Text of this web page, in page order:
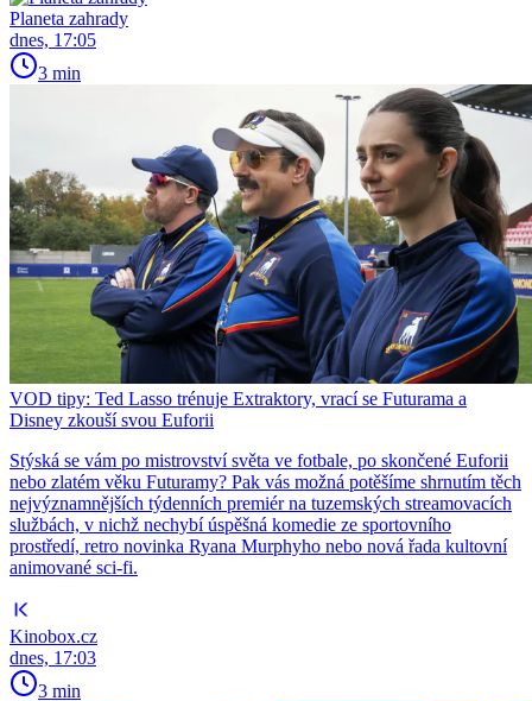
Planeta zahrady
dnes, 17:05
3 min
VOD tipy: Ted Lasso trénuje Extraktory, vrací se Futurama a
Disney zkouší svou Euforii
Stýská se vám po mistrovství světa ve fotbale, po skončené Euforii
nebo zlatém věku Futuramy? Pak vás možná potěšíme shrnutím těch
nejvýznamnějších týdenních premiér na tuzemských streamovacích
službách, v nichž nechybí úspěšná komedie ze sportovního
prostředí, retro novinka Ryana Murphyho nebo nová řada kultovní
animované sci-fi.
Kinobox.cz
dnes, 17:03
3 min